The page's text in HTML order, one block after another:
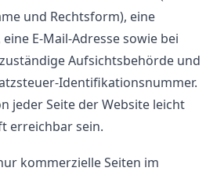
und Rechtsform), eine
E-Mail-Adresse sowie bei
Aufsichtsbehörde und
Identifikationsnummer.
jeder Seite der Website leicht
erreichbar sein.
kommerzielle Seiten im